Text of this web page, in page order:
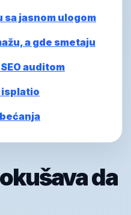
jasnom ulogom
a gde smetaju
auditom
isplatio
da